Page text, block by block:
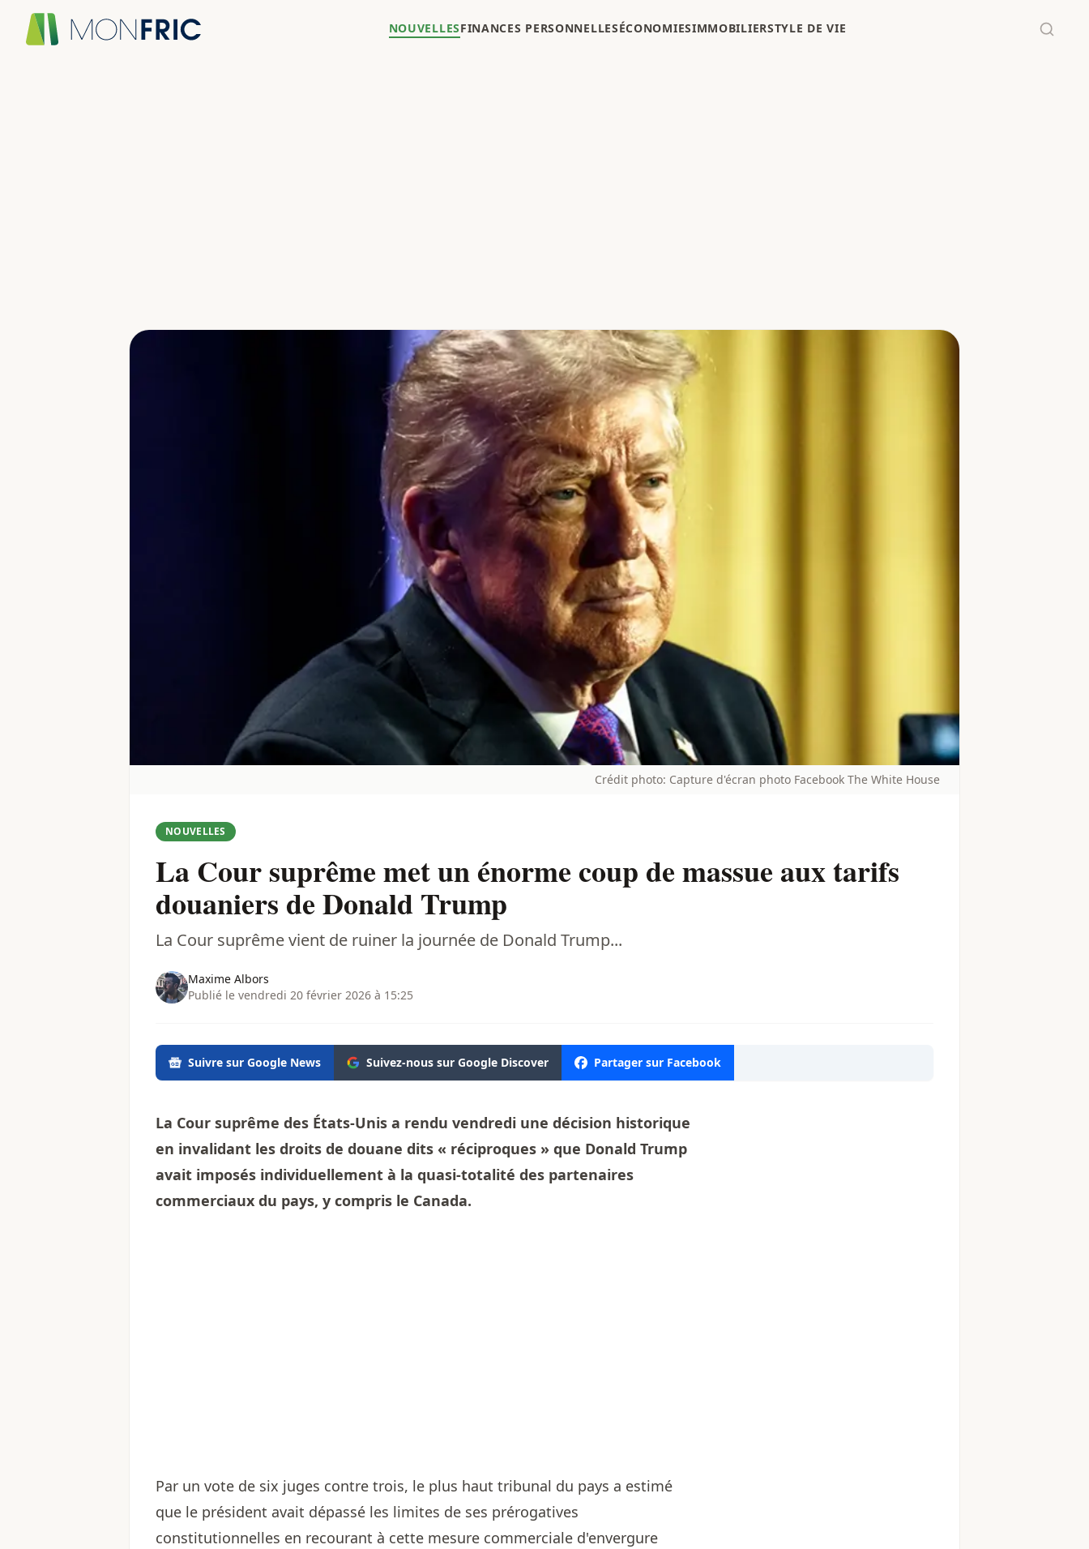
NOUVELLESFINANCES PERSONNELLESÉCONOMIESIMMOBILIERSTYLE DE VIE
Crédit photo: Capture d'écran photo Facebook The White House
NOUVELLES
La Cour suprême met un énorme coup de massue aux tarifs
douaniers de Donald Trump
La Cour suprême vient de ruiner la journée de Donald Trump...
Maxime Albors
Publié le vendredi 20 février 2026 à 15:25
Suivre sur Google News Suivez-nous sur Google Discover Partager sur Facebook
La Cour suprême des États-Unis a rendu vendredi une décision historique
en invalidant les droits de douane dits « réciproques » que Donald Trump
avait imposés individuellement à la quasi-totalité des partenaires
commerciaux du pays, y compris le Canada.
Par un vote de six juges contre trois, le plus haut tribunal du pays a estimé
que le président avait dépassé les limites de ses prérogatives
constitutionnelles en recourant à cette mesure commerciale d'envergure